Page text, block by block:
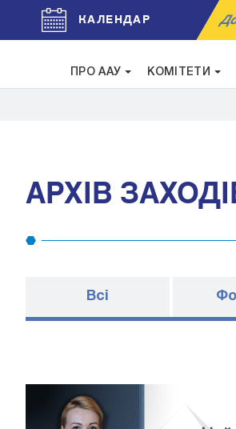
КАЛЕНДАР
ПРО ААУ КОМІТЕТИ
АРХІВ
Всі